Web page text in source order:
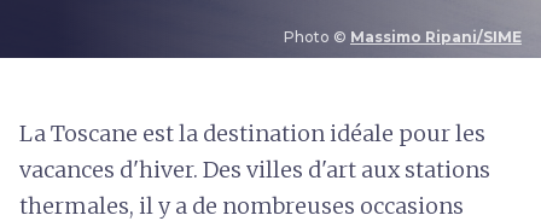
Photo © Massimo Ripani/SIME
La Toscane est la destination idéale pour les
vacances d'hiver. Des villes d'art aux stations
thermales, il y a de nombreuses occasions